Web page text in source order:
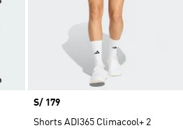
Precio
S/ 179
Shorts ADI365 Climacool+ 2